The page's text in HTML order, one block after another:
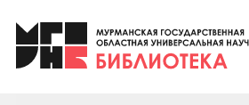
Клуб «Гиря и
Клуб «Семейный